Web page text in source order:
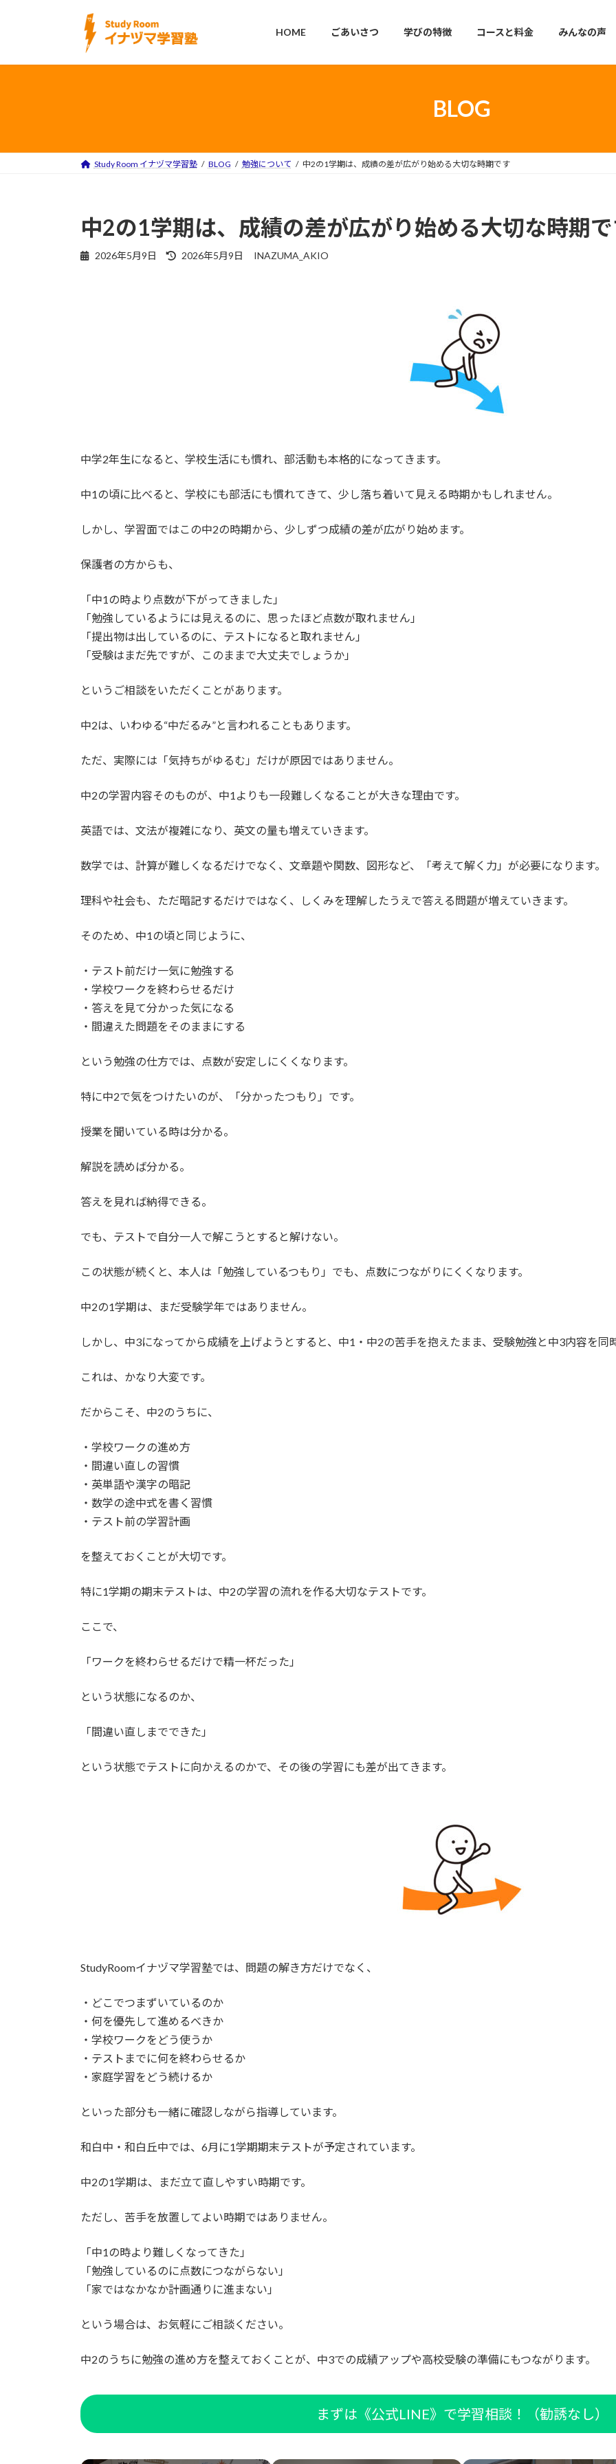
プ
動
HOME ごあいさつ 学びの特徴 コースと料金 みんなの声
BLOG
Study Room イナヅマ学習塾 BLOG 勉強について 中2の1学期は、成績の差が広がり始める大切な時期です
中2の1学期は、成績の差が広がり始める大切な時期
2026年5月9日
最
2026年5月9日 INAZUMA_AKIO
中学2年生になると、学校生活にも慣れ、部活動も本格的になってきます。
中1の頃に比べると、学校にも部活にも慣れてきて、少し落ち着いて見える時期かもしれません。
しかし、学習面ではこの中2の時期から、少しずつ成績の差が広がり始めます。
保護者の方からも、
「中1の時より点数が下がってきました」
「勉強しているようには見えるのに、思ったほど点数が取れません」
「提出物は出しているのに、テストになると取れません」
「受験はまだ先ですが、このままで大丈夫でしょうか」
というご相談をいただくことがあります。
中2は、いわゆる“中だるみ”と言われることもあります。
ただ、実際には「気持ちがゆるむ」だけが原因ではありません。
中2の学習内容そのものが、中1よりも一段難しくなることが大きな理由です。
英語では、文法が複雑になり、英文の量も増えていきます。
数学では、計算が難しくなるだけでなく、文章題や関数、図形など、「考えて解く力」が必要になります。
理科や社会も、ただ暗記するだけではなく、しくみを理解したうえで答える問題が増えていきます。
そのため、中1の頃と同じように、
・テスト前だけ一気に勉強する
・学校ワークを終わらせるだけ
・答えを見て分かった気になる
・間違えた問題をそのままにする
という勉強の仕方では、点数が安定しにくくなります。
特に中2で気をつけたいのが、「分かったつもり」です。
授業を聞いている時は分かる。
解説を読めば分かる。
答えを見れば納得できる。
でも、テストで自分一人で解こうとすると解けない。
この状態が続くと、本人は「勉強しているつもり」でも、点数につながりにくくなります。
中2の1学期は、まだ受験学年ではありません。
しかし、中3になってから成績を上げようとすると、中1・中2の苦手を抱えたまま、受験勉強と中3内容を同
これは、かなり大変です。
だからこそ、中2のうちに、
・学校ワークの進め方
・間違い直しの習慣
・英単語や漢字の暗記
・数学の途中式を書く習慣
・テスト前の学習計画
を整えておくことが大切です。
特に1学期の期末テストは、中2の学習の流れを作る大切なテストです。
ここで、
「ワークを終わらせるだけで精一杯だった」
という状態になるのか、
「間違い直しまでできた」
という状態でテストに向かえるのかで、その後の学習にも差が出てきます。
StudyRoomイナヅマ学習塾では、問題の解き方だけでなく、
・どこでつまずいているのか
・何を優先して進めるべきか
・学校ワークをどう使うか
・テストまでに何を終わらせるか
・家庭学習をどう続けるか
といった部分も一緒に確認しながら指導しています。
和白中・和白丘中では、6月に1学期期末テストが予定されています。
中2の1学期は、まだ立て直しやすい時期です。
ただし、苦手を放置してよい時期ではありません。
「中1の時より難しくなってきた」
「勉強しているのに点数につながらない」
「家ではなかなか計画通りに進まない」
という場合は、お気軽にご相談ください。
中2のうちに勉強の進め方を整えておくことが、中3での成績アップや高校受験の準備にもつながります。
まずは《公式LINE》で学習相談！（勧誘なし）